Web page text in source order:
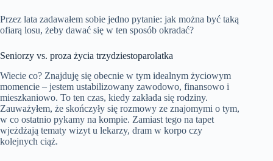
Przez lata zadawałem sobie jedno pytanie: jak można być taką
ofiarą losu, żeby dawać się w ten sposób okradać?
Seniorzy vs. proza życia trzydziestoparolatka
Wiecie co? Znajduję się obecnie w tym idealnym życiowym
momencie – jestem ustabilizowany zawodowo, finansowo i
mieszkaniowo. To ten czas, kiedy zakłada się rodziny.
Zauważyłem, że skończyły się rozmowy ze znajomymi o tym,
w co ostatnio pykamy na kompie. Zamiast tego na tapet
wjeżdżają tematy wizyt u lekarzy, dram w korpo czy
kolejnych ciąż.